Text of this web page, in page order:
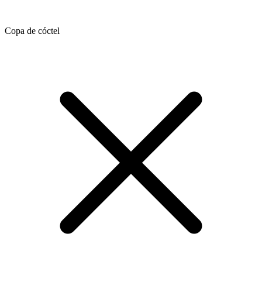
Copa de cóctel